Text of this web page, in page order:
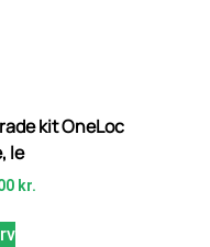
kit OneLoc
le
kr.